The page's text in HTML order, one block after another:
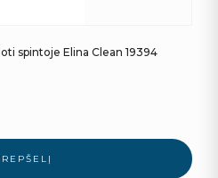
spintoje Elina Clean 19394